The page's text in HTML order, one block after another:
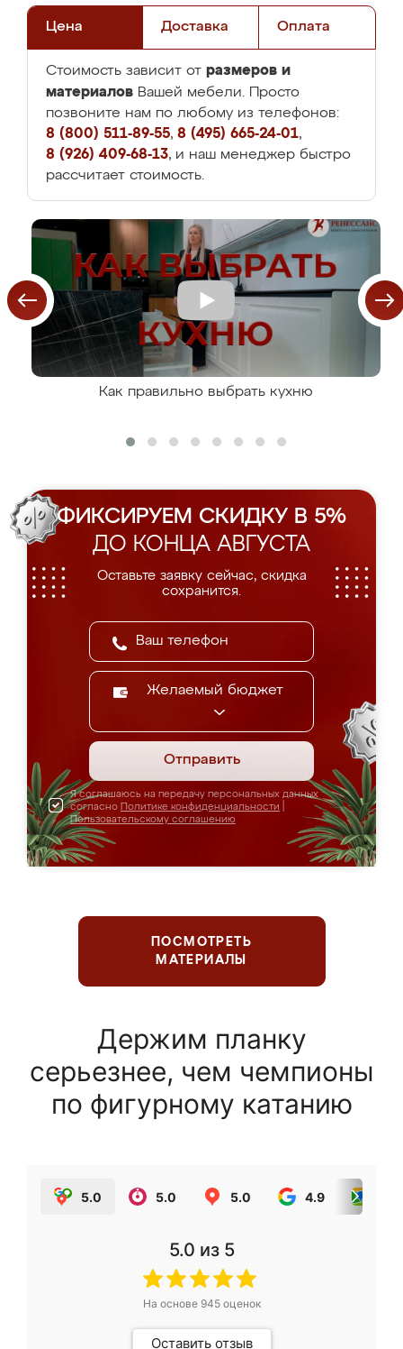
Цена Доставка Оплата
Стоимость зависит от размеров и
материалов Вашей мебели. Просто
позвоните нам по любому из телефонов:
8 (800) 511-89-55, 8 (495) 665-24-01,
8 (926) 409-68-13, и наш менеджер быстро
рассчитает стоимость.
Как правильно выбрать кухню
ФИКСИРУЕМ СКИДКУ В 5%
ДО КОНЦА АВГУСТА
Оставьте заявку сейчас, скидка
сохранится.
Желаемый бюджет
Отправить
Я соглашаюсь на передачу персональных данных
согласно Политике конфиденциальности
Пользовательскому соглашению
ПОСМОТРЕТЬ
МАТЕРИАЛЫ
Держим планку
серьезнее, чем чемпионы
по фигурному катанию
5.0 5.0 5.0 4.9
5.0 из 5
На основе 945оценок
Оставить отзыв